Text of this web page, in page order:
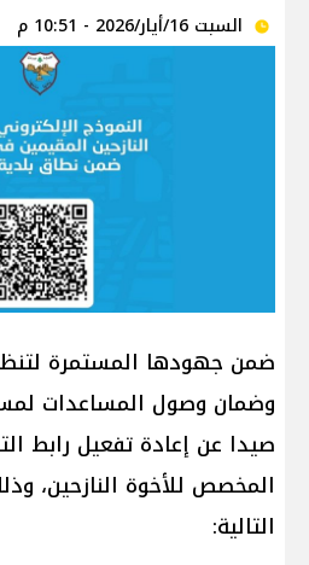
السبت 16/أيار/2026 - 10:51 م
ضمن جهودها المستمرة
وضمان وصول المساعدات
صيدا عن إعادة تفعيل رابط
المخصص للأخوة النازحين،
التالية: